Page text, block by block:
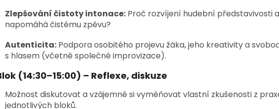
Zlepšování čistoty intonace: Proč rozvíjení hudební představivosti
napomáhá čistému zpěvu?
Autenticita: Podpora osobitého projevu žáka, jeho kreativity a
s hlasem (včetně společné improvizace).
(14:30–15:00) – Reflexe, diskuze
Možnost diskutovat a vzájemně si vyměňovat vlastní zkušenosti z
jednotlivých bloků.